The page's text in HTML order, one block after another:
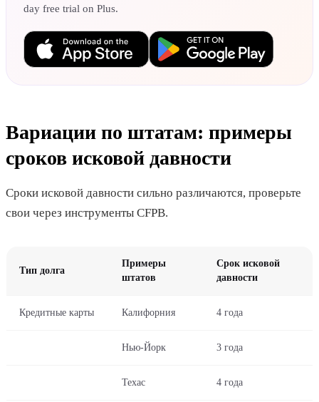
day free trial on Plus.
Вариации по штатам: примеры
сроков исковой давности
Сроки исковой давности сильно различаются, проверьте
свои через инструменты CFPB.
Тип долга
Примеры
штатов
Срок исковой
давности
Кредитные карты Калифорния 4 года
Нью-Йорк 3 года
Техас 4 года